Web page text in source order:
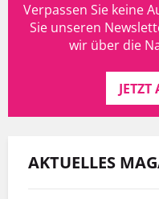
Verpassen Sie keine
Sie unseren
wir über die
AKTUELLES